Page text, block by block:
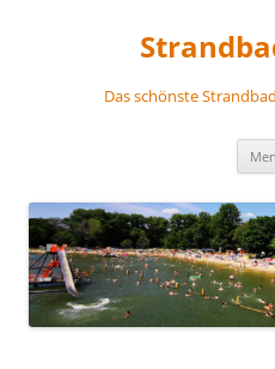
Das schönste